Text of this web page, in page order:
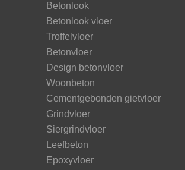
Betonlook
Betonlook vloer
Troffelvloer
Betonvloer
Design betonvloer
Woonbeton
Cementgebonden gietvloer
Grindvloer
Siergrindvloer
Leefbeton
Epoxyvloer